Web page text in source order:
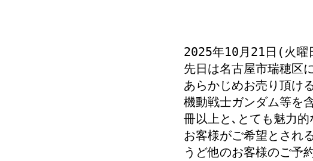
2025年10月21日(火曜
先日は名古屋市瑞穂区
あらかじめお売り頂け
機動戦士ガンダム等を
冊以上と､とても魅力的
お客様がご希望とされ
うど他のお客様のご予